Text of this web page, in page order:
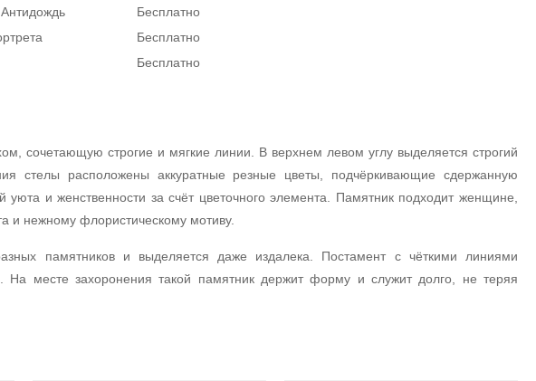
Бесплатно
Бесплатно
Бесплатно
сочетающую строгие и мягкие линии. В верхнем левом углу выделяется строгий
стелы расположены аккуратные резные цветы, подчёркивающие сдержанную
и женственности за счёт цветочного элемента. Памятник подходит женщине,
и нежному флористическому мотиву.
памятников и выделяется даже издалека. Постамент с чёткими линиями
На месте захоронения такой памятник держит форму и служит долго, не теряя